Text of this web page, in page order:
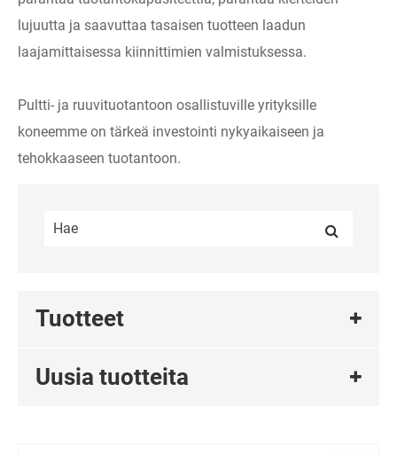
lujuutta ja saavuttaa tasaisen tuotteen laadun
laajamittaisessa kiinnittimien valmistuksessa.
Pultti- ja ruuvituotantoon osallistuville yrityksille
koneemme on tärkeä investointi nykyaikaiseen ja
tehokkaaseen tuotantoon.
Tuotteet
Uusia tuotteita